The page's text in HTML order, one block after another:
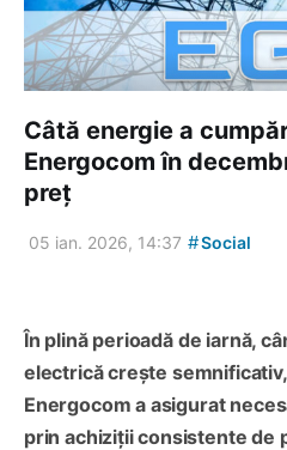
Câtă energie a
Energocom în
preț
05 ian. 2026, 14:37 #Social
În plină perioadă de iarnă,
electrică crește
Energocom a asigurat
prin achiziții consistente de